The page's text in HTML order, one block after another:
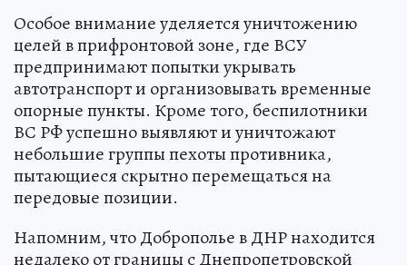
Особое внимание уделяется уничтожению
целей в прифронтовой зоне, где ВСУ
предпринимают попытки укрывать
автотранспорт и организовывать временные
опорные пункты. Кроме того, беспилотники
ВС РФ успешно выявляют и уничтожают
небольшие группы пехоты противника,
пытающиеся скрытно перемещаться на
передовые позиции.
Напомним, что Доброполье в ДНР находится
недалеко от границы с Днепропетровской